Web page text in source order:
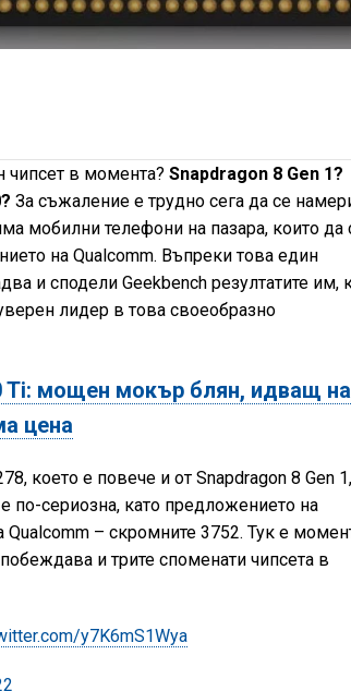
чипсет в момента? Snapdragon 8 Gen 1?
За съжаление е трудно сега да се
мобилни телефони на пазара, които да
на Qualcomm. Въпреки това един
и сподели Geekbench резултатите им,
лидер в това своеобразно
Ti: мощен мокър блян, идващ на
цена
което е повече и от Snapdragon 8 Gen
по-сериозна, като предложението на
Qualcomm – скромните 3752. Тук е
и трите споменати чипсета в
y7K6mS1Wya